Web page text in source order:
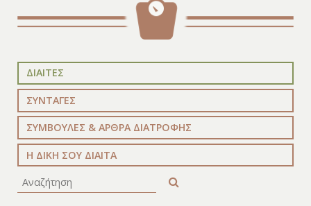
ΔΙΑΙΤΕΣ
ΣΥΝΤΑΓΕΣ
ΣΥΜΒΟΥΛΕΣ & ΑΡΘΡΑ ΔΙΑΤΡΟΦΗΣ
Η ΔΙΚΗ ΣΟΥ ΔΙΑΙΤΑ